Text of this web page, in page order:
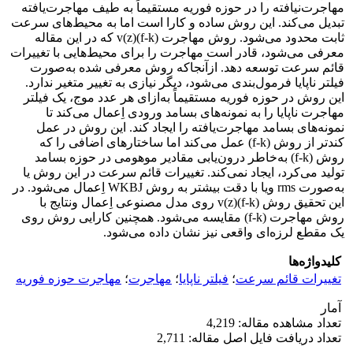
مهاجرت‌نیافته را در حوزه فوریه مستقیماً به طیف مهاجرت‌یافته
تبدیل می‌کند. این روش ساده و کارا است اما به محیط‌‌های سرعت
ثابت محدود می‌شود. روش مهاجرت v(z)(f-k) که در این مقاله
معرفی می‌شود، قادر است مهاجرت را برای محیط‌هایی با تغییرات
قائم سرعت توسعه دهد. ازآنجاکه روش معرفی شده به‌‌صورت
فیلتر ناپایا فرمول‌بندی می‌شود، دیگر نیازی به تغییر متغیر ندارد.
این روش در حوزه فوریه مستقیماً به‌‌ازای هر عدد موج، یک فیلتر
مهاجرت ناپایا را به نمونه‌‌های بسامد ورودی اِعمال می‌کند تا
نمونه‌‌های بسامد مهاجرت‌یافته را ایجاد کند. این روش در عمل
کندتر از روش (f-k) عمل می‌کند اما ساختارهای اضافی را که
روش (f-k) به‌خاطر درون‌‌یابی مقادیر موهومی در حوزه بسامد
تولید می‌کرد، ایجاد نمی‌کند. تغییرات قائم سرعت در این روش یا
به‌‌صورت rms ویا با دقت بیشتر به روش WKBJ اِعمال می‌شود. در
این تحقیق روش v(z)(f-k) روی مدل مصنوعی اِعمال ونتایج با
روش مهاجرت (f-k) مقایسه می‌شود. همچنین کارایی روش روی
یک مقطع لرزه‌ای واقعی نیز نشان داده می‌شود.
کلیدواژه‌ها
تغییرات قائم سرعت؛ فیلتر ناپایا؛ مهاجرت؛ مهاجرت حوزه فوریه
آمار
تعداد مشاهده مقاله: 4,219
تعداد دریافت فایل اصل مقاله: 2,711